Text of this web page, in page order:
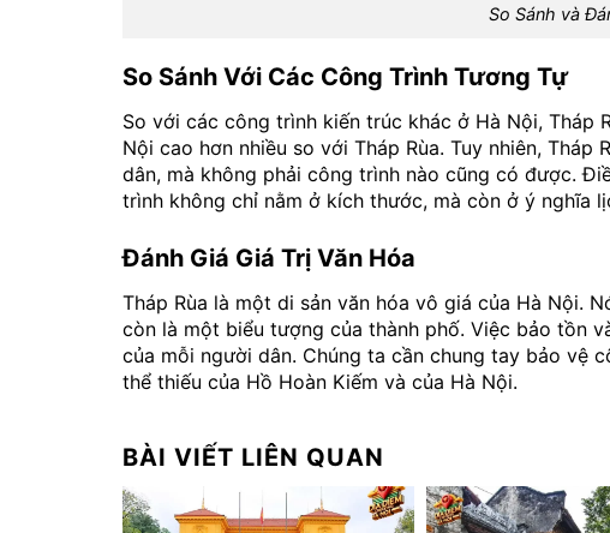
So Sánh và
So Sánh Với Các Công Trình Tương Tự
So với các công trình kiến trúc khác ở Hà Nội, Tháp
Nội cao hơn nhiều so với Tháp Rùa. Tuy nhiên,
dân, mà không phải công trình nào cũng có được.
trình không chỉ nằm ở kích thước, mà còn ở ý nghĩa
Đánh Giá Giá Trị Văn Hóa
Tháp Rùa là một di sản văn hóa vô giá của Hà Nội.
còn là một biểu tượng của thành phố. Việc bảo tồn
của mỗi người dân. Chúng ta cần chung tay bảo vệ
thể thiếu của Hồ Hoàn Kiếm và của Hà Nội.
BÀI VIẾT LIÊN QUAN